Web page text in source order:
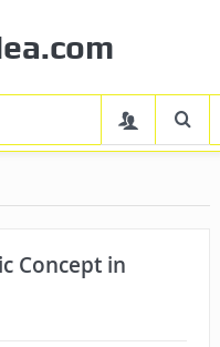
Concept in